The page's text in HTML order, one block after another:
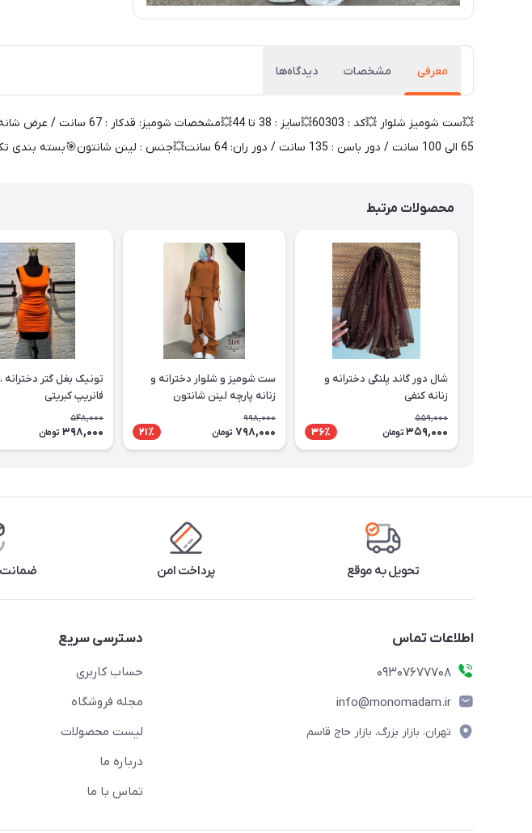
معرفی مشخصات دیدگاه‌ها
65 الی 100 سانت / دور باسن : 135 سانت / دور ران: 64 سانت💥جنس : لینن شانتون🎯بسته بندی تک سلفون🎯کیفیت دوخت و تن خور عالی
محصولات مرتبط
شال دور گاند پلنگی دخترانه و
زنانه کنفی
559,000
359,000 تومان 36٪
ست شومیز و شلوار دخترانه و
زنانه پارچه لینن شانتون
998,000
798,000 تومان 21٪
تونیک بغل گتر دخترانه ،
فانریپ کبریتی
548,000
398,000 تومان
تحویل به موقع پرداخت امن ضمانت
اطلاعات تماس
09307677708
info@monomadam.ir
تهران، بازار بزرگ، بازار حاج قاسم
دسترسی سریع
حساب کاربری
مجله فروشگاه
لیست محصولات
درباره ما
تماس با ما